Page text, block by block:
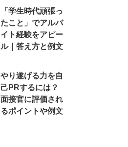
「学生時代頑張っ
たこと」でアルバ
イト経験をアピー
ル｜答え方と例文
やり遂げる力を自
己PRするには？
面接官に評価され
るポイントや例文